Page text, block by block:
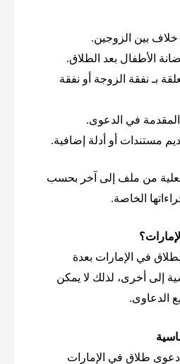
خلاف بين الزوجين.
الأطفال بعد الطلاق.
بـ نفقة الزوجة أو نفقة
المقدمة في الدعوى.
مستندات أو أدلة إضافية.
من ملف إلى آخر بحسب
الخاصة.
في الإمارات بعدة
إلى أخرى، لذلك لا يمكن
الدعاوى.
طلاق في الإمارات